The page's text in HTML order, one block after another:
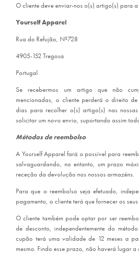
O cliente deve enviar-nos o(s) artigo(s) para
Yourself Apparel
Rua do Refujão, Nº728
4905-152 Tregosa
Portugal
Se recebermos um artigo que não
mencionadas, o cliente perderá o direito
dias para recolher o(s) artigo(s) nas
solicitar um novo envio, suportando assim
Métodos de reembolso
A Yourself Apparel fará o possível para
salvaguardando, no entanto, um prazo
receção da devolução nos nossos armazéns.
Para que o reembolso seja efetuado,
pagamento, o cliente terá que fornecer os
O cliente também pode optar por ser
de desconto, independentemente do
cupão terá uma validade de 12 meses a
mesmo. Findo esse prazo, não haverá lugar